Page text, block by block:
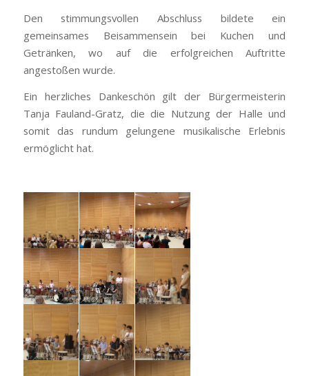
Den stimmungsvollen Abschluss bildete ein
gemeinsames Beisammensein bei Kuchen und
Getränken, wo auf die erfolgreichen Auftritte
angestoßen wurde.
Ein herzliches Dankeschön gilt der Bürgermeisterin
Tanja Fauland-Gratz, die die Nutzung der Halle und
somit das rundum gelungene musikalische Erlebnis
ermöglicht hat.